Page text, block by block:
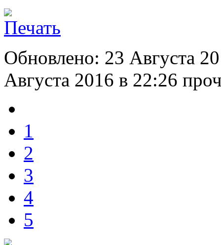
Обновлено: 23 Августа
Августа 2016 в 22:26
1
2
3
4
5